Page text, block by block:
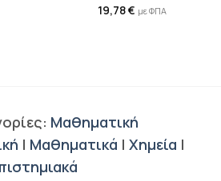
19,78€ με ΦΠΑ
Μαθηματική
| Μαθηματικά | Χημεία |